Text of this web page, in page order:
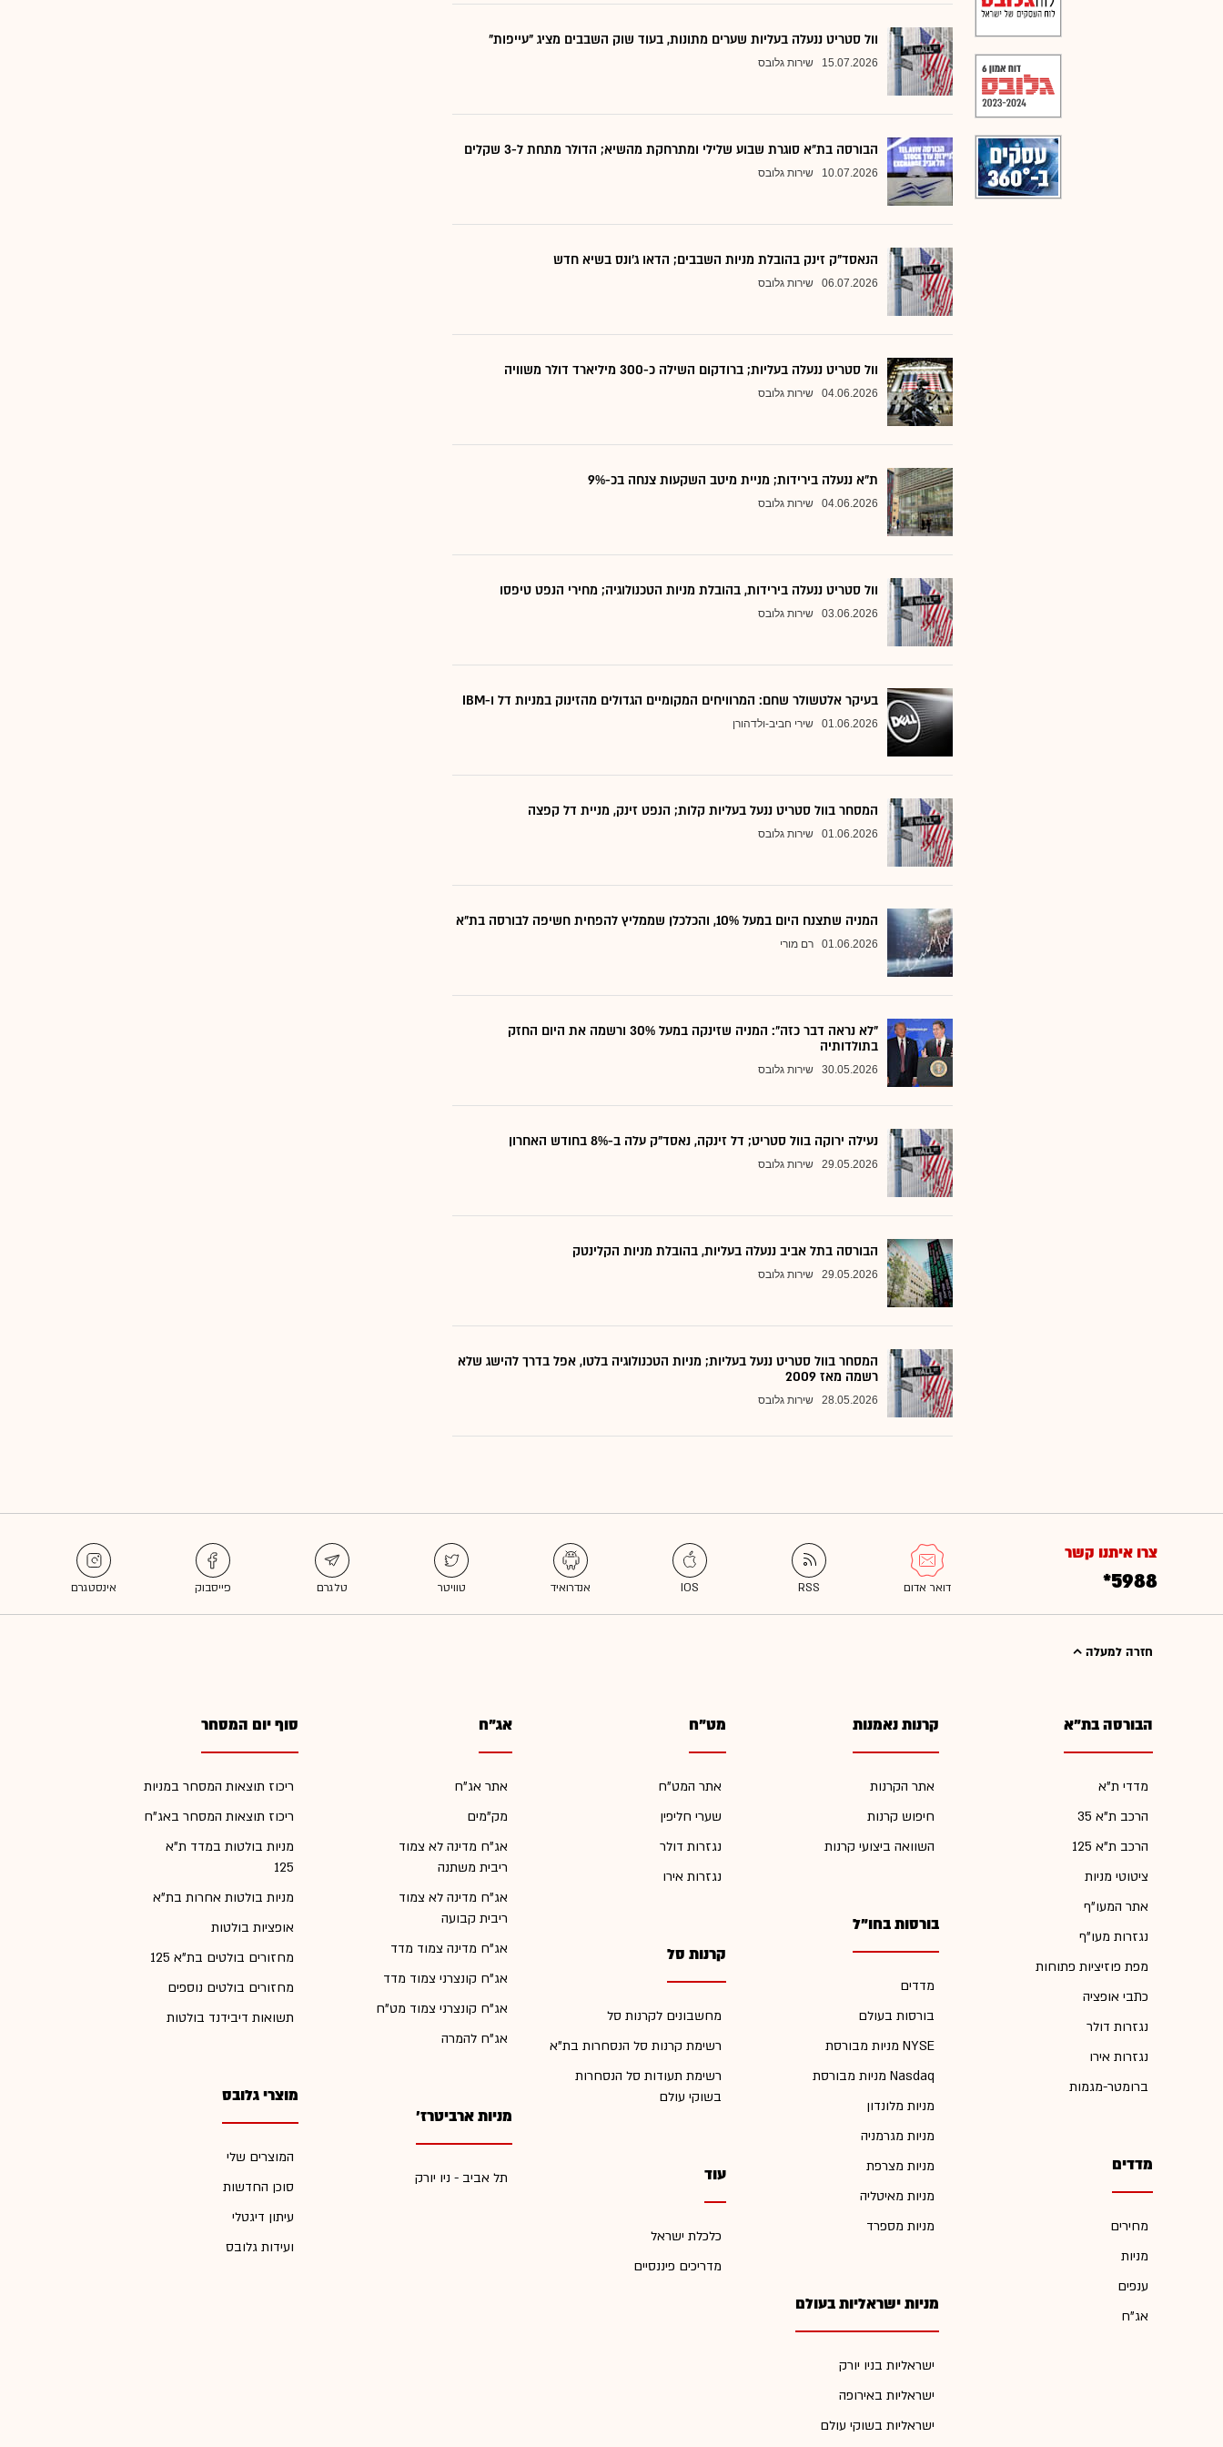
וול סטריט ננעלה בעליות שערים מתונות, בעוד שוק השבבים מציג "עייפות"
15.07.2026 שירות גלובס
הבורסה בת״א סוגרת שבוע שלילי ומתרחקת מהשיא; הדולר מתחת ל-3 שקלים
10.07.2026 שירות גלובס
הנאסד"ק זינק בהובלת מניות השבבים; הדאו ג'ונס בשיא חדש
06.07.2026 שירות גלובס
וול סטריט ננעלה בעליות; ברודקום השילה כ-300 מיליארד דולר משוויה
04.06.2026 שירות גלובס
ת"א ננעלה בירידות; מניית מיטב השקעות צנחה בכ-9%
04.06.2026 שירות גלובס
וול סטריט ננעלה בירידות, בהובלת מניות הטכנולוגיה; מחירי הנפט טיפסו
03.06.2026 שירות גלובס
בעיקר אלטשולר שחם: המרוויחים המקומיים הגדולים מהזינוק במניות דל ו-IBM
01.06.2026 שירי חביב-ולדהורן
המסחר בוול סטריט ננעל בעליות קלות; הנפט זינק, מניית דל קפצה
01.06.2026 שירות גלובס
המניה שתצנח היום במעל 10%, והכלכלן שממליץ להפחית חשיפה לבורסה בת"א
01.06.2026 רם מורי
"לא נראה דבר כזה": המניה שזינקה במעל 30% ורשמה את היום החזק
בתולדותיה
30.05.2026 שירות גלובס
נעילה ירוקה בוול סטריט; דל זינקה, נאסד"ק עלה ב-8% בחודש האחרון
29.05.2026 שירות גלובס
הבורסה בתל אביב ננעלה בעליות, בהובלת מניות הקלינטק
29.05.2026 שירות גלובס
המסחר בוול סטריט ננעל בעליות; מניות הטכנולוגיה בלטו, אפל בדרך להישג שלא
רשמה מאז 2009
28.05.2026 שירות גלובס
צרו איתנו קשר
*5988
חזרה למעלה
הבורסה בת"א
מדדי ת"א
הרכב ת"א 35
הרכב ת"א 125
ציטוטי מניות
אתר המעו"ף
נגזרות מעו"ף
מפת פוזיציות פתוחות
כתבי אופציה
נגזרות דולר
נגזרות אירו
ברומטר-מגמות
מדדים
מחירים
מניות
ענפים
אג"ח
קרנות נאמנות
אתר הקרנות
חיפוש קרנות
השוואה ביצועי קרנות
בורסות בחו"ל
מדדים
בורסות בעולם
מניות מבורסת NYSE
מניות מבורסת Nasdaq
מניות מלונדון
מניות מגרמניה
מניות מצרפת
מניות מאיטליה
מניות מספרד
מניות ישראליות בעולם
ישראליות בניו יורק
ישראליות באירופה
ישראליות בשוקי עולם
מט"ח
אתר המט"ח
שערי חליפין
נגזרות דולר
נגזרות אירו
קרנות סל
מחשבונים לקרנות סל
רשימת קרנות סל הנסחרות בת"א
רשימת תעודות סל הנסחרות
בשוקי עולם
עוד
כלכלת ישראל
מדריכים פיננסיים
אג"ח
אתר אג"ח
מק"מים
אג"ח מדינה לא צמוד
ריבית משתנה
אג"ח מדינה לא צמוד
ריבית קבועה
אג"ח מדינה צמוד מדד
אג"ח קונצרני צמוד מדד
אג"ח קונצרני צמוד מט"ח
אג"ח להמרה
מניות ארביטרז'
תל אביב - ניו יורק
סוף יום המסחר
ריכוז תוצאות המסחר במניות
ריכוז תוצאות המסחר באג"ח
מניות בולטות במדד ת"א
125
מניות בולטות אחרות בת"א
אופציות בולטות
מחזורים בולטים בת"א 125
מחזורים בולטים נוספים
תשואות דיבידנד בולטות
מוצרי גלובס
המוצרים שלי
סוכן החדשות
עיתון דיגטלי
ועידות גלובס